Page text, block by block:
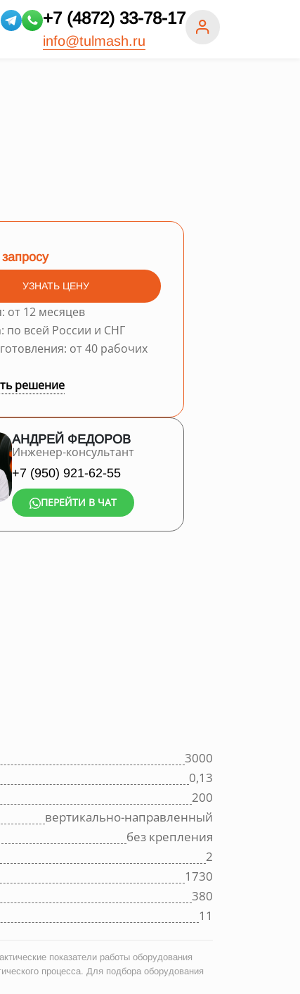
+7 (4872) 33-78-17
info@tulmash.ru
УЗНАТЬ ЦЕНУ
от 12 месяцев
по всей России и СНГ
от 40 рабочих
решение
АНДРЕЙ ФЕДОРОВ
Инженер-консультант
+7 (950) 921-62-55
ПЕРЕЙТИ В ЧАТ
3000
0,13
200
вертикально-направленный
без крепления
2
1730
380
11
показатели работы оборудования
процесса. Для подбора оборудования